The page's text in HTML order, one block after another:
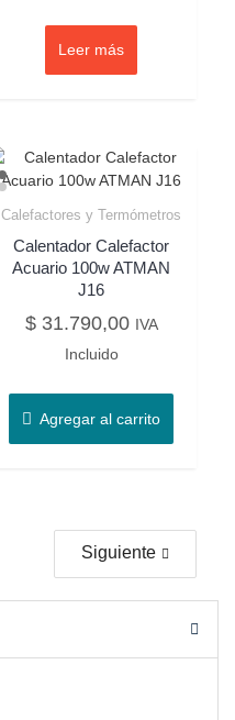
Leer más
Calefactores y Termómetros
Calentador Calefactor
Acuario 100w ATMAN
J16
$31.790,00 IVA
Incluido
Agregar al carrito
Siguiente